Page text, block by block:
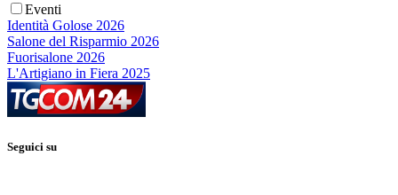
Eventi
Identità Golose 2026
Salone del Risparmio 2026
Fuorisalone 2026
L'Artigiano in Fiera 2025
Seguici su